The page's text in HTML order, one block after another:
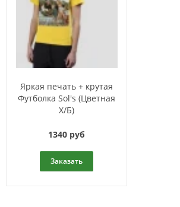
Яркая печать + крутая
Футболка Sol's (Цветная
Х/Б)
1340 руб
Заказать